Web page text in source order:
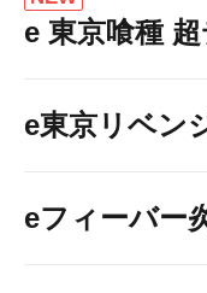
e 東京喰種
e東京リベン
eフィーバー